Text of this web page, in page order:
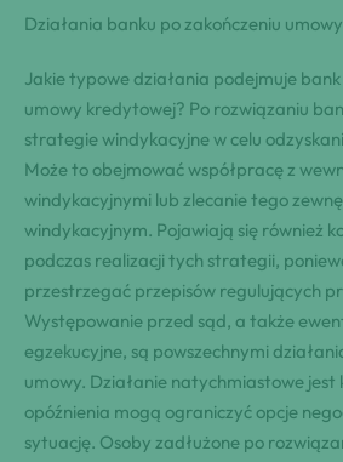
Działania banku po zakończeniu umowy
Jakie typowe działania podejmuje
umowy kredytowej? Po rozwiązaniu
strategie windykacyjne w celu
Może to obejmować współpracę z
windykacyjnymi lub zlecanie tego
windykacyjnym. Pojawiają się również
podczas realizacji tych strategii,
przestrzegać przepisów regulujących
Występowanie przed sąd, a także
egzekucyjne, są powszechnymi
umowy. Działanie natychmiastowe jest
opóźnienia mogą ograniczyć opcje
sytuację. Osoby zadłużone po